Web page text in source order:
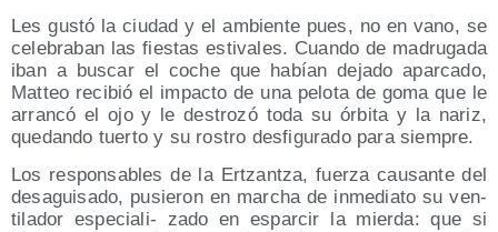
Les gus­tó la ciu­dad y el ambien­te pues, no en vano, se
cele­bra­ban las fies­tas esti­va­les. Cuan­do de madru­ga­da
iban a bus­car el coche que habían deja­do apar­ca­do,
Mat­teo reci­bió el impac­to de una pelo­ta de goma que le
arran­có el ojo y le des­tro­zó toda su órbi­ta y la nariz,
que­dan­do tuer­to y su ros­tro des­fi­gu­ra­do para siempre.
Los res­pon­sa­bles de la Ertzan­tza, fuer­za cau­san­te del
desa­gui­sa­do, pusie­ron en mar­cha de inme­dia­to su ven­
ti­la­dor espe­cia­li- zado en espar­cir la mier­da: que si